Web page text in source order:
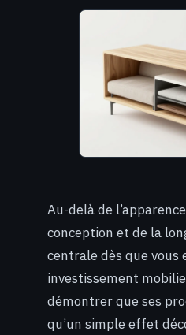
Au-delà de
conception et de la
centrale dès que vous
investissement
démontrer que ses
qu’un simple effet